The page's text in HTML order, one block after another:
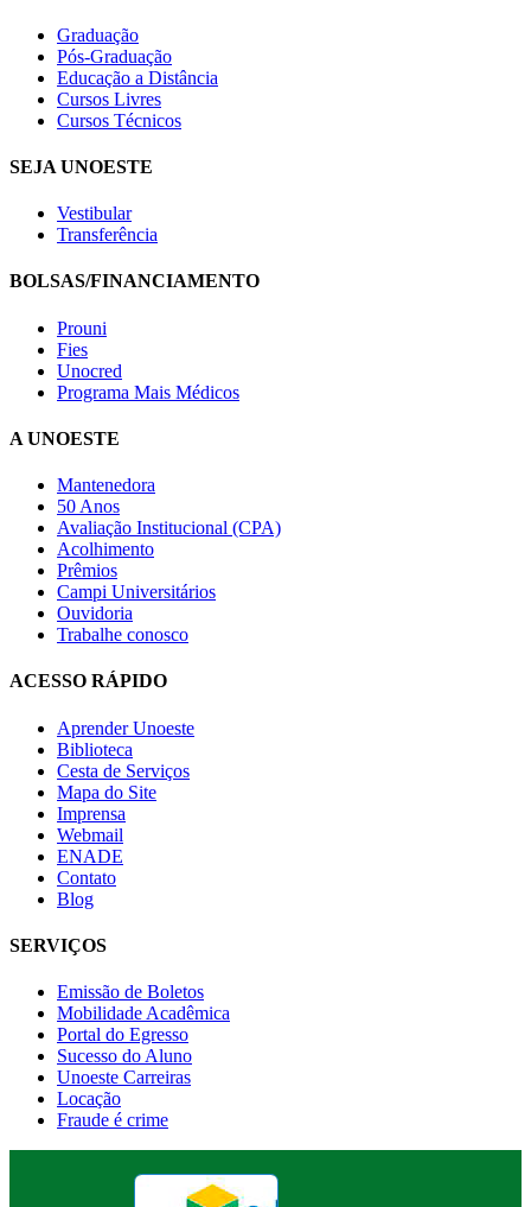
Graduação
Pós-Graduação
Educação a Distância
Cursos Livres
Cursos Técnicos
SEJA UNOESTE
Vestibular
Transferência
BOLSAS/FINANCIAMENTO
Prouni
Fies
Unocred
Programa Mais Médicos
A UNOESTE
Mantenedora
50 Anos
Avaliação Institucional (CPA)
Acolhimento
Prêmios
Campi Universitários
Ouvidoria
Trabalhe conosco
ACESSO RÁPIDO
Aprender Unoeste
Biblioteca
Cesta de Serviços
Mapa do Site
Imprensa
Webmail
ENADE
Contato
Blog
SERVIÇOS
Emissão de Boletos
Mobilidade Acadêmica
Portal do Egresso
Sucesso do Aluno
Unoeste Carreiras
Locação
Fraude é crime